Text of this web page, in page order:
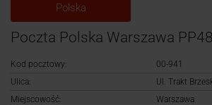
Logowanie
Polska
Poczta Polska Warszawa
Kod pocztowy:
00-941
Ulica:
Ul. Trakt
Miejscowość:
Warszawa